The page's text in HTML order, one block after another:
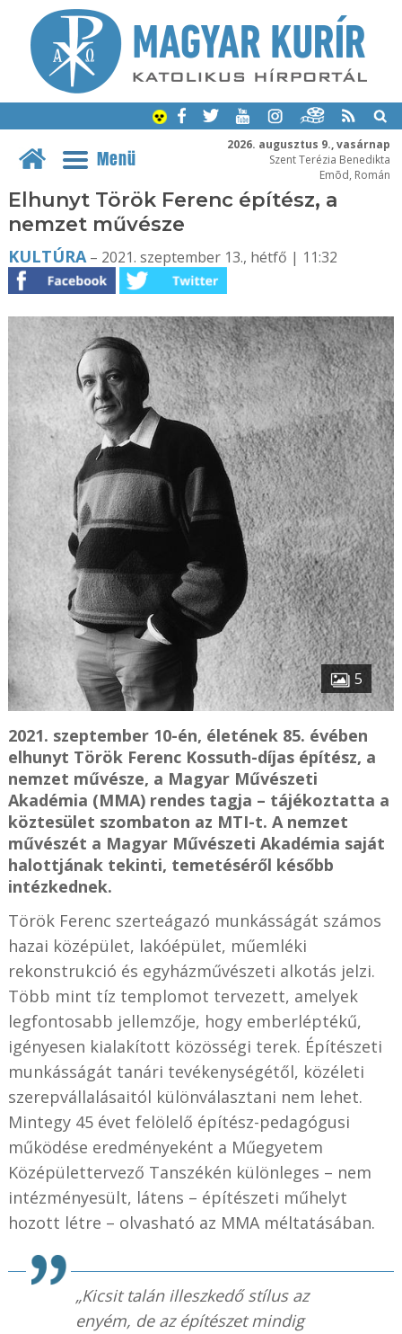
2026. augusztus 9., vasárnap
Szent Terézia Benedikta
Emõd, Román
Menü
Elhunyt Török Ferenc építész, a
nemzet művésze
KULTÚRA– 2021. szeptember 13., hétfő | 11:32
5
2021. szeptember 10-én, életének 85. évében
elhunyt Török Ferenc Kossuth-díjas építész, a
nemzet művésze, a Magyar Művészeti
Akadémia (MMA) rendes tagja – tájékoztatta a
köztesület szombaton az MTI-t. A nemzet
művészét a Magyar Művészeti Akadémia saját
halottjának tekinti, temetéséről később
intézkednek.
Török Ferenc szerteágazó munkásságát számos
hazai középület, lakóépület, műemléki
rekonstrukció és egyházművészeti alkotás jelzi.
Több mint tíz templomot tervezett, amelyek
legfontosabb jellemzője, hogy emberléptékű,
igényesen kialakított közösségi terek. Építészeti
munkásságát tanári tevékenységétől, közéleti
szerepvállalásaitól különválasztani nem lehet.
Mintegy 45 évet felölelő építész-pedagógusi
működése eredményeként a Műegyetem
Középülettervező Tanszékén különleges – nem
intézményesült, látens – építészeti műhelyt
hozott létre – olvasható az MMA méltatásában.
„Kicsit talán illeszkedő stílus az
enyém, de az építészet mindig